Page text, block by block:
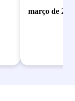
março de